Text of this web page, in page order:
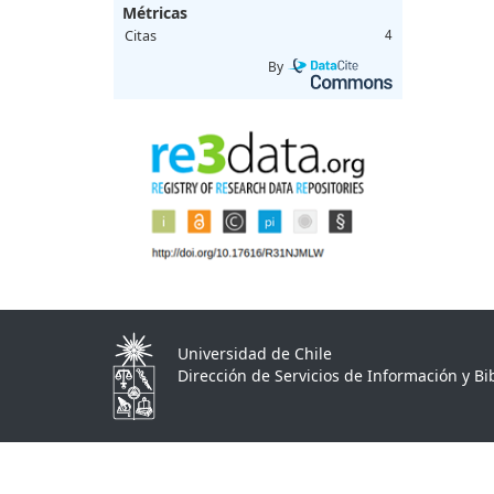
Métricas
Citas 4
By
Universidad de Chile
Dirección de Servicios de Información y